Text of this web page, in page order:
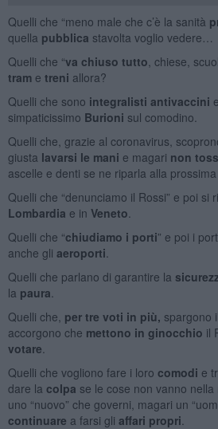
Quelli che “meno male che c’è la sanità
quella pubblica stavolta voglio vedere…
Quelli che “va chiuso tutto , chiese,
tram e treni allora?
Quelli che sono integralisti antivaccini
simpaticissimo Burioni sul comodino.
Quelli che, grazie al coronavirus,
giusta lavarsi le mani e magari non
ascelle e denti se ne riparla alla prossima
Quelli che “denunciamo il Rossi” e poi si
Lombardia e in Veneto
Quelli che “chiudiamo i porti” e poi i
anche gli aeroporti
Quelli che parlano di garantire la
la paura
Quelli che, per tre voti in più, spargono il
accorgono che mettono in ginocchio il
votare
Quelli che vogliono fare i loro comodi e
dare la colpa se le cose non vanno
uno “nuovo” che governi, magari un
continuare a farsi gli affari propri